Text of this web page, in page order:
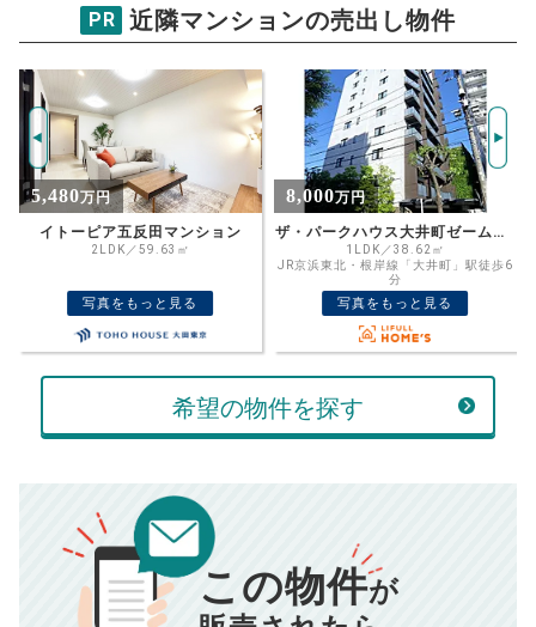
物件価格
ご希望の
返済期間
年
住宅ローン
金利
%
ボーナス
返済金額
万円
万円
返済シミュレーション計算結果
毎月の支払額 834
プレジデントハイツ五反田
試算条件 55㎡・6階
推定売却価格：4735万円
資金計画のために査定額や希望売却価
格を入力して活用するのもおすすめ◎
売却価格
計算する
00万円
■仲介手数料／ 00万円
■売買契約書印紙／ 0
■抵当権抹消費用／0万円
PR 近隣マンションの売出し物件
8,000万円
ザ・パークハウス大井町ゼームス坂
1LDK／38.62㎡
写真をもっと見る
3,100万円
プレール天王洲アイル弐番館 2階
1R／31.31㎡
東京モノレール「天王洲アイル」駅徒歩
6分
写真をもっと見る
希望の物件を探す
この物件が